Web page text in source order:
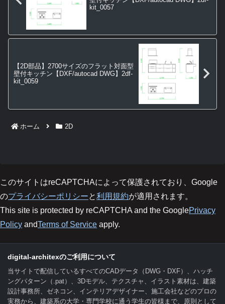
kit_0057
【2D部品】2700サイズのフラット対面型
壁付キッチン【DXF/autocad DWG】2df-
kit_0059
ホーム 2D
このサイトはreCAPTCHAによって保護されており、Google
のプライバシーポリシーと利用規約が適用されます。
This site is protected by reCAPTCHA and the GooglePrivacy
Policy andTerms of Service apply.
digital-architexのご利用について
当サイトで配信しているすべてのCADデータ（DWG・DXF）、ハッチ
ングパターン（.pat）、3Dモデル、テクスチャ、イラスト素材は、建築
設計事務所、ゼネコン、インテリアデザイナー、施工会社などのプロの
実務から、建築系の大学・専門学校に通う学生の皆様まで、原則として